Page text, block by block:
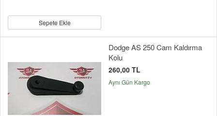
Sepete Ekle
Dodge AS 250 Cam Kaldırma
Kolu
260,00 TL
Aynı Gün Kargo